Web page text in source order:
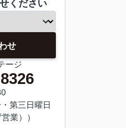
ください
せ
ージ
第三日曜日
業））